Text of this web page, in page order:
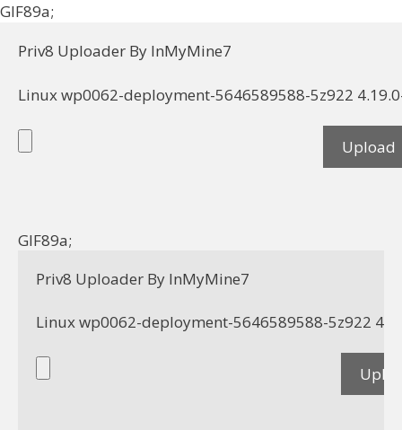
GIF89a;
Priv8 Uploader By InMyMine7
GIF89a;
Priv8 Uploader By InMyMine7